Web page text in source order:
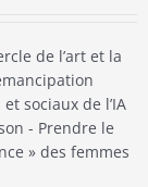
de l’art et la
sociaux de l’IA
- Prendre le
» des femmes